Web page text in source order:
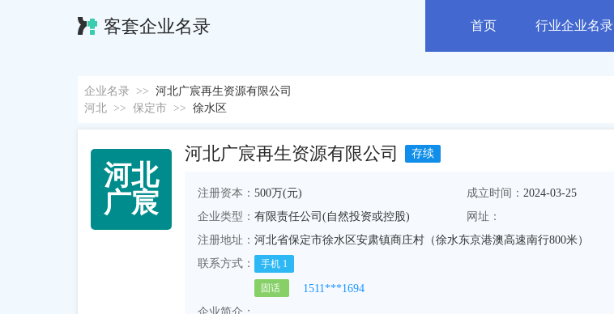
客套企业名录 首页 行业企业名录
企业名录 >> 河北广宸再生资源有限公司
河北 >> 保定市 >> 徐水区
河北
广宸
河北广宸再生资源有限公司 存续
注册资本： 500万(元) 成立时间： 2024-03-25
企业类型： 有限责任公司(自然投资或控股)
网址：
注册地址： 河北省保定市徐水区安肃镇商庄村（徐水东京港澳高速南行800米）
联系方式：
手机 1
固话
1511***1694